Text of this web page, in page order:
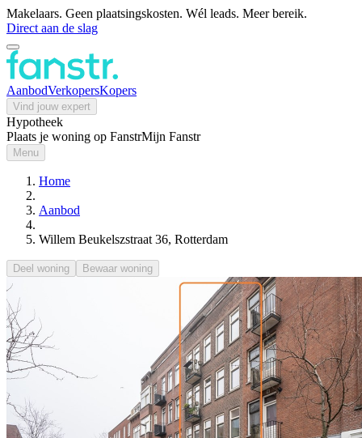
Makelaars. Geen plaatsingskosten. Wél leads. Meer bereik.
Direct aan de slag
AanbodVerkopersKopers
Vind jouw expert
Hypotheek
Plaats je woning op FanstrMijn Fanstr
Menu
Home
Aanbod
Willem Beukelszstraat 36, Rotterdam
Deel woning Bewaar woning